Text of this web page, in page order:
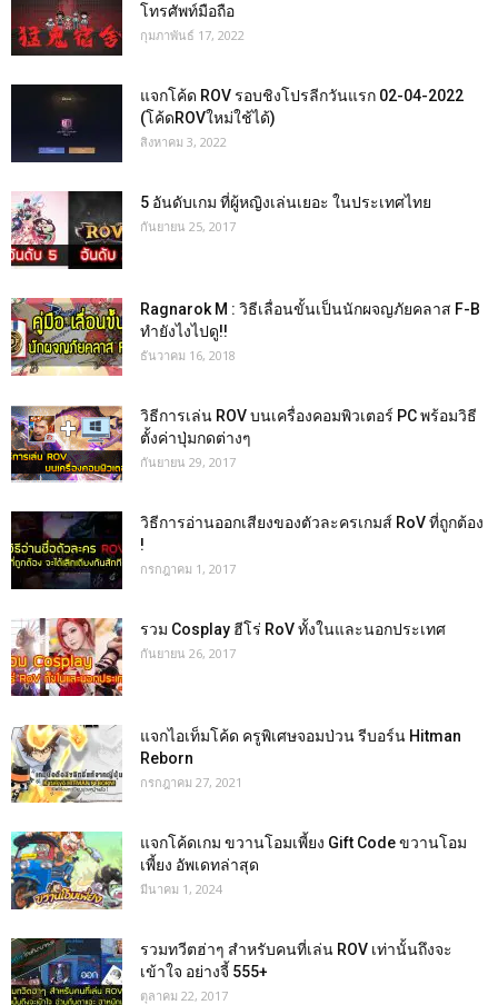
โทรศัพท์มือถือ
กุมภาพันธ์ 17, 2022
แจกโค้ด ROV รอบชิงโปรลีกวันแรก 02-04-2022
(โค้ดROVใหม่ใช้ได้)
สิงหาคม 3, 2022
5 อันดับเกม ที่ผู้หญิงเล่นเยอะ ในประเทศไทย
กันยายน 25, 2017
Ragnarok M : วิธีเลื่อนขั้นเป็นนักผจญภัยคลาส F-B
ทำยังไงไปดู!!
ธันวาคม 16, 2018
วิธีการเล่น ROV บนเครื่องคอมพิวเตอร์ PC พร้อมวิธี
ตั้งค่าปุ่มกดต่างๆ
กันยายน 29, 2017
วิธีการอ่านออกเสียงของตัวละครเกมส์ RoV ที่ถูกต้อง
!
กรกฎาคม 1, 2017
รวม Cosplay ฮีโร่ RoV ทั้งในและนอกประเทศ
กันยายน 26, 2017
แจกไอเท็มโค้ด ครูพิเศษจอมป่วน รีบอร์น Hitman
Reborn
กรกฎาคม 27, 2021
แจกโค้ดเกม ขวานโอมเพี้ยง Gift Code ขวานโอม
เพี้ยง อัพเดทล่าสุด
มีนาคม 1, 2024
รวมทวีตฮ่าๆ สำหรับคนที่เล่น ROV เท่านั้นถึงจะ
เข้าใจ อย่างจี้ 555+
ตุลาคม 22, 2017